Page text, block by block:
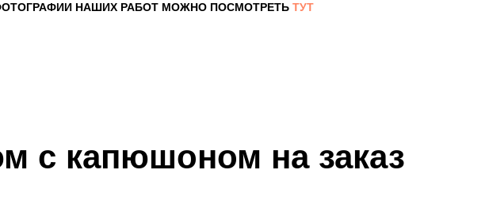
НАШИХ РАБОТ МОЖНО ПОСМОТРЕТЬ ТУТ
с капюшоном на заказ